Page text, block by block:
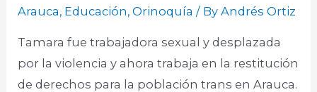
Arauca, Educación,Orinoquía / ByAndrés Ortiz
Tamara fue trabajadora sexual y desplazada
por la violencia y ahora trabaja en la restitución
de derechos para la población trans en Arauca.